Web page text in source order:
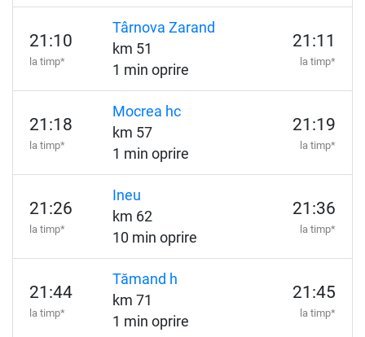
21:10
la timp*
Târnova Zarand
km 51
1 min oprire
21:11
la timp*
21:18
la timp*
Mocrea hc
km 57
1 min oprire
21:19
la timp*
21:26
la timp*
Ineu
km 62
10 min oprire
21:36
la timp*
21:44
la timp*
Tămand h
km 71
1 min oprire
21:45
la timp*